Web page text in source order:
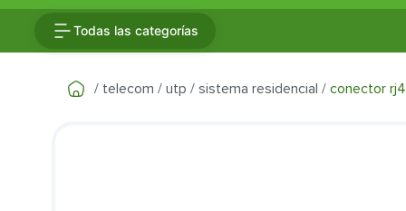
Todas las categorías
telecom utp sistema residencial conector